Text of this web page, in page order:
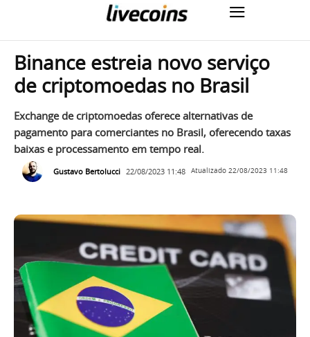
Binance estreia novo serviço
de criptomoedas no Brasil
Exchange de criptomoedas oferece alternativas de
pagamento para comerciantes no Brasil, oferecendo taxas
baixas e processamento em tempo real.
Gustavo Bertolucci 22/08/2023 11:48 Atualizado 22/08/2023 11:48